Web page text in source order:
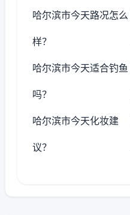
哈尔滨市今天路况怎么
样？
哈尔滨市今天适合钓鱼
吗？
哈尔滨市今天化妆建
议？